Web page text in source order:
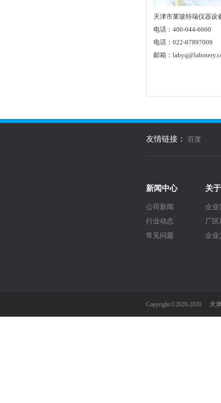
天津市莱玻特瑞仪器设
电话：400-044-6660
电话：022-87897009
邮箱：
友情链接： 百度
新闻中心
公司新闻
行业动态
常见问题
关
企业
厂区
企业
Copyright © 2020-2029 天